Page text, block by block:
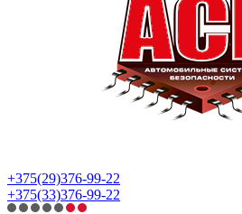
+375(29)376-99-22
+375(33)376-99-22